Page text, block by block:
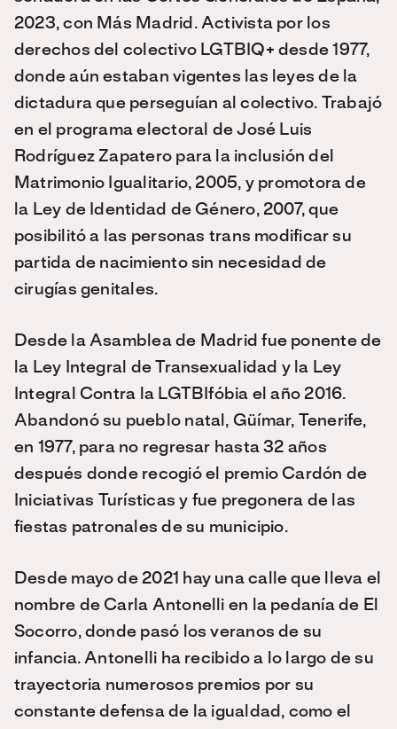
2023, con Más Madrid. Activista por los
derechos del colectivo LGTBIQ+ desde 1977,
donde aún estaban vigentes las leyes de la
dictadura que perseguían al colectivo. Trabajó
en el programa electoral de José Luis
Rodríguez Zapatero para la inclusión del
Matrimonio Igualitario, 2005, y promotora de
la Ley de Identidad de Género, 2007, que
posibilitó a las personas trans modificar su
partida de nacimiento sin necesidad de
cirugías genitales.
Desde la Asamblea de Madrid fue ponente de
la Ley Integral de Transexualidad y la Ley
Integral Contra la LGTBIfóbia el año 2016.
Abandonó su pueblo natal, Güímar, Tenerife,
en 1977, para no regresar hasta 32 años
después donde recogió el premio Cardón de
Iniciativas Turísticas y fue pregonera de las
fiestas patronales de su municipio.
Desde mayo de 2021 hay una calle que lleva el
nombre de Carla Antonelli en la pedanía de El
Socorro, donde pasó los veranos de su
infancia. Antonelli ha recibido a lo largo de su
trayectoria numerosos premios por su
constante defensa de la igualdad, como el